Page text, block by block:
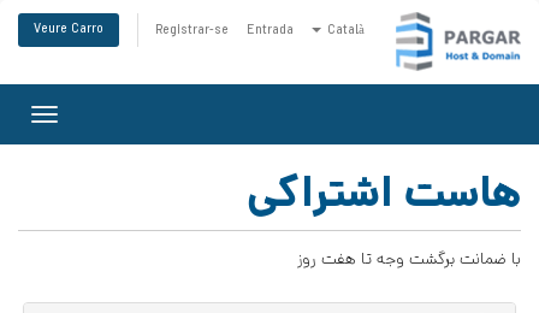
Català
Entrada
Registrar-se
Veure Carro
هاست اشتراکی
با ضمانت برگشت وجه تا هفت روز